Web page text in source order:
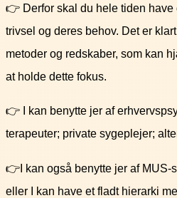
👉 Derfor skal du hele tiden have
trivsel og deres behov. Det er
metoder og redskaber, som kan
at holde dette fokus.
👉 I kan benytte jer af
terapeuter; private sygeplejer;
👉I kan også benytte jer af MUS-
eller I kan have et fladt hierarki